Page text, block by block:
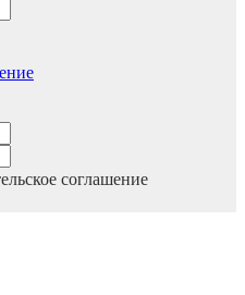
соглашение